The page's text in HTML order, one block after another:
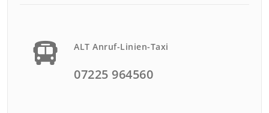
ALT Anruf-Linien-Taxi
07225 964560